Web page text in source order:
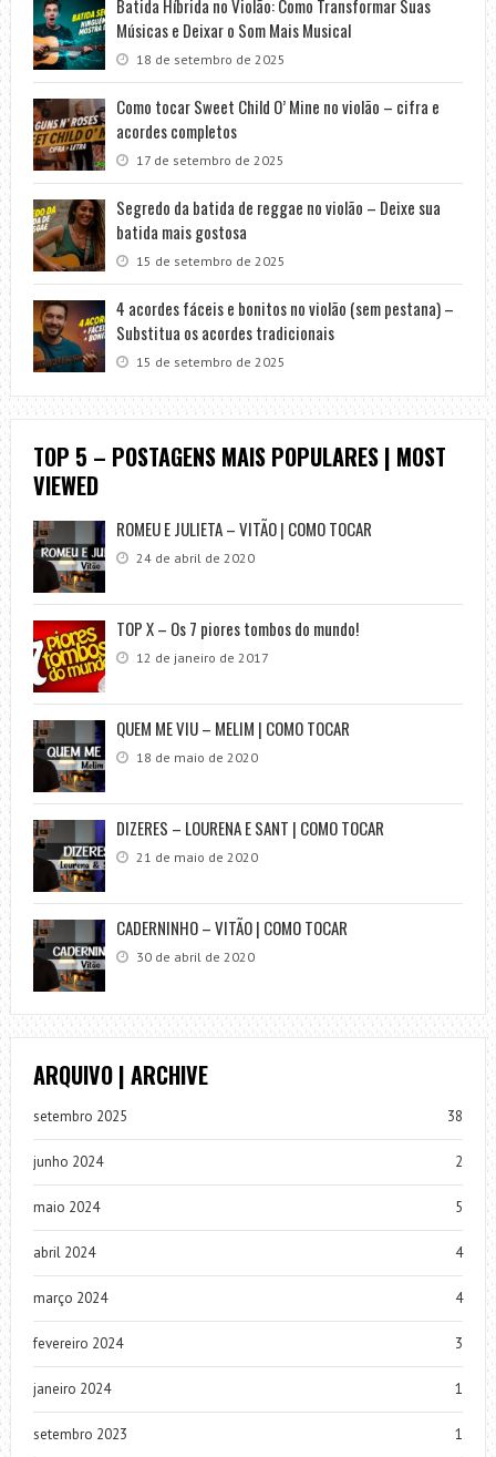
Batida Híbrida no Violão: Como Transformar Suas
Músicas e Deixar o Som Mais Musical
18 de setembro de 2025
Como tocar Sweet Child O’ Mine no violão – cifra e
acordes completos
17 de setembro de 2025
Segredo da batida de reggae no violão – Deixe sua
batida mais gostosa
15 de setembro de 2025
4 acordes fáceis e bonitos no violão (sem pestana) –
Substitua os acordes tradicionais
15 de setembro de 2025
TOP 5 – POSTAGENS MAIS POPULARES | MOST
VIEWED
ROMEU E JULIETA – VITÃO | COMO TOCAR
24 de abril de 2020
TOP X – Os 7 piores tombos do mundo!
12 de janeiro de 2017
QUEM ME VIU – MELIM | COMO TOCAR
18 de maio de 2020
DIZERES – LOURENA E SANT | COMO TOCAR
21 de maio de 2020
CADERNINHO – VITÃO | COMO TOCAR
30 de abril de 2020
ARQUIVO | ARCHIVE
setembro 2025 38
junho 2024 2
maio 2024 5
abril 2024 4
março 2024 4
fevereiro 2024 3
janeiro 2024 1
setembro 2023 1